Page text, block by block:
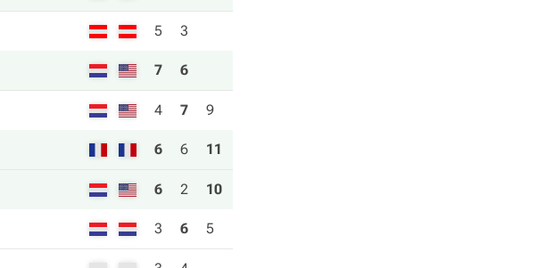
5 3
7 6
4 7 9
6 6 11
6 2 10
3 6 5